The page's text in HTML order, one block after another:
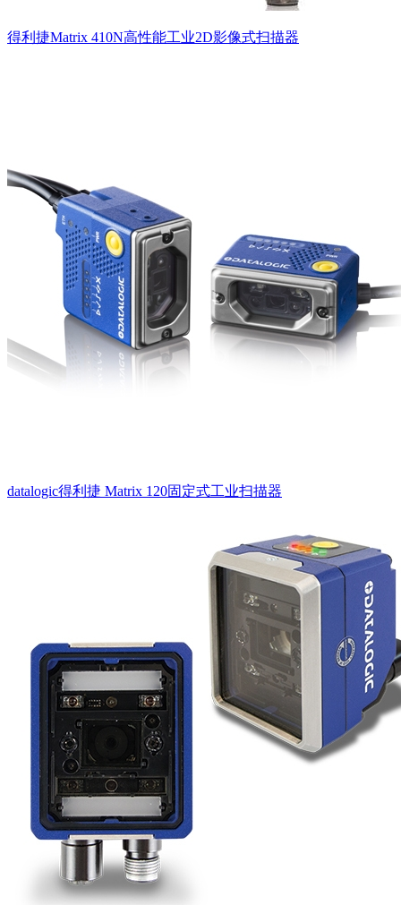
得利捷Matrix 410N高性能工业2D影像式扫描器
datalogic得利捷 Matrix 120固定式工业扫描器